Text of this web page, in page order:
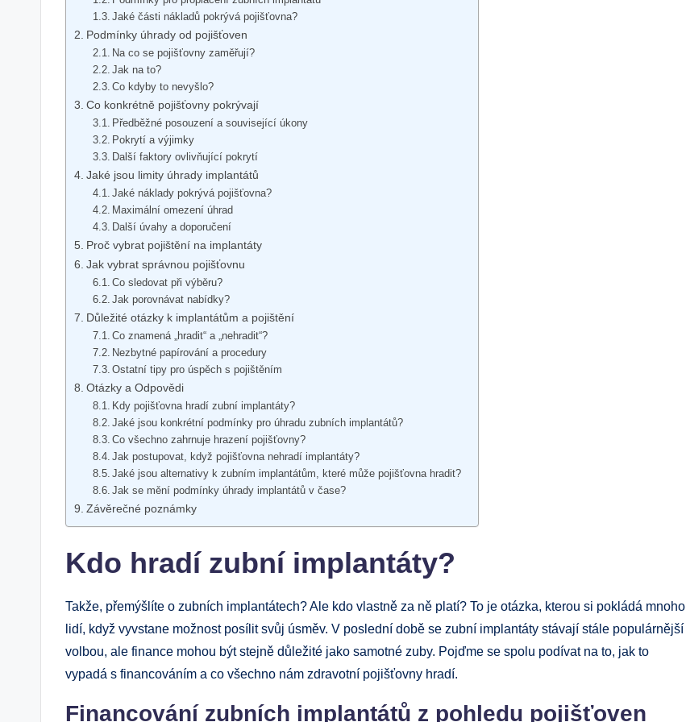
Jaké části nákladů pokrývá pojišťovna?
Podmínky úhrady od pojišťoven
Na co se pojišťovny zaměřují?
Jak na to?
Co kdyby to nevyšlo?
Co konkrétně pojišťovny pokrývají
Předběžné posouzení a související úkony
Pokrytí a výjimky
Další faktory ovlivňující pokrytí
Jaké jsou limity úhrady implantátů
Jaké náklady pokrývá pojišťovna?
Maximální omezení úhrad
Další úvahy a doporučení
Proč vybrat pojištění na implantáty
Jak vybrat správnou pojišťovnu
Co sledovat při výběru?
Jak porovnávat nabídky?
Důležité otázky k implantátům a pojištění
Co znamená „hradit“ a „nehradit“?
Nezbytné papírování a procedury
Ostatní tipy pro úspěch s pojištěním
Otázky a Odpovědi
Kdy pojišťovna hradí zubní implantáty?
Jaké jsou konkrétní podmínky pro úhradu zubních implantátů?
Co všechno zahrnuje hrazení pojišťovny?
Jak postupovat, když pojišťovna nehradí implantáty?
Jaké jsou alternativy k zubním implantátům, které může pojišťovna hradit?
Jak se mění podmínky úhrady implantátů v čase?
Závěrečné poznámky
Kdo hradí zubní implantáty?
Takže, přemýšlíte o zubních implantátech? Ale kdo vlastně za ně platí? To je otázka, kterou si pokládá mnoho
lidí, když vyvstane možnost posílit svůj úsměv. V poslední době se zubní implantáty stávají stále populárnější
volbou, ale finance mohou být stejně důležité jako samotné zuby. Pojďme se spolu podívat na to, jak to
vypadá s financováním a co všechno nám zdravotní pojišťovny hradí.
Financování zubních implantátů z pohledu pojišťoven